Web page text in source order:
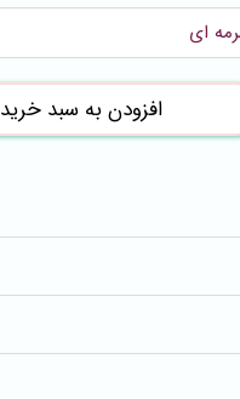
ای
افزودن به سبد خرید